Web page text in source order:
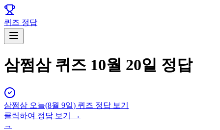
퀴즈 정답
삼쩜삼 퀴즈 10월 20일 정답
삼쩜삼 오늘(8월 9일) 퀴즈 정답 보기
클릭하여 정답 보기 →
→